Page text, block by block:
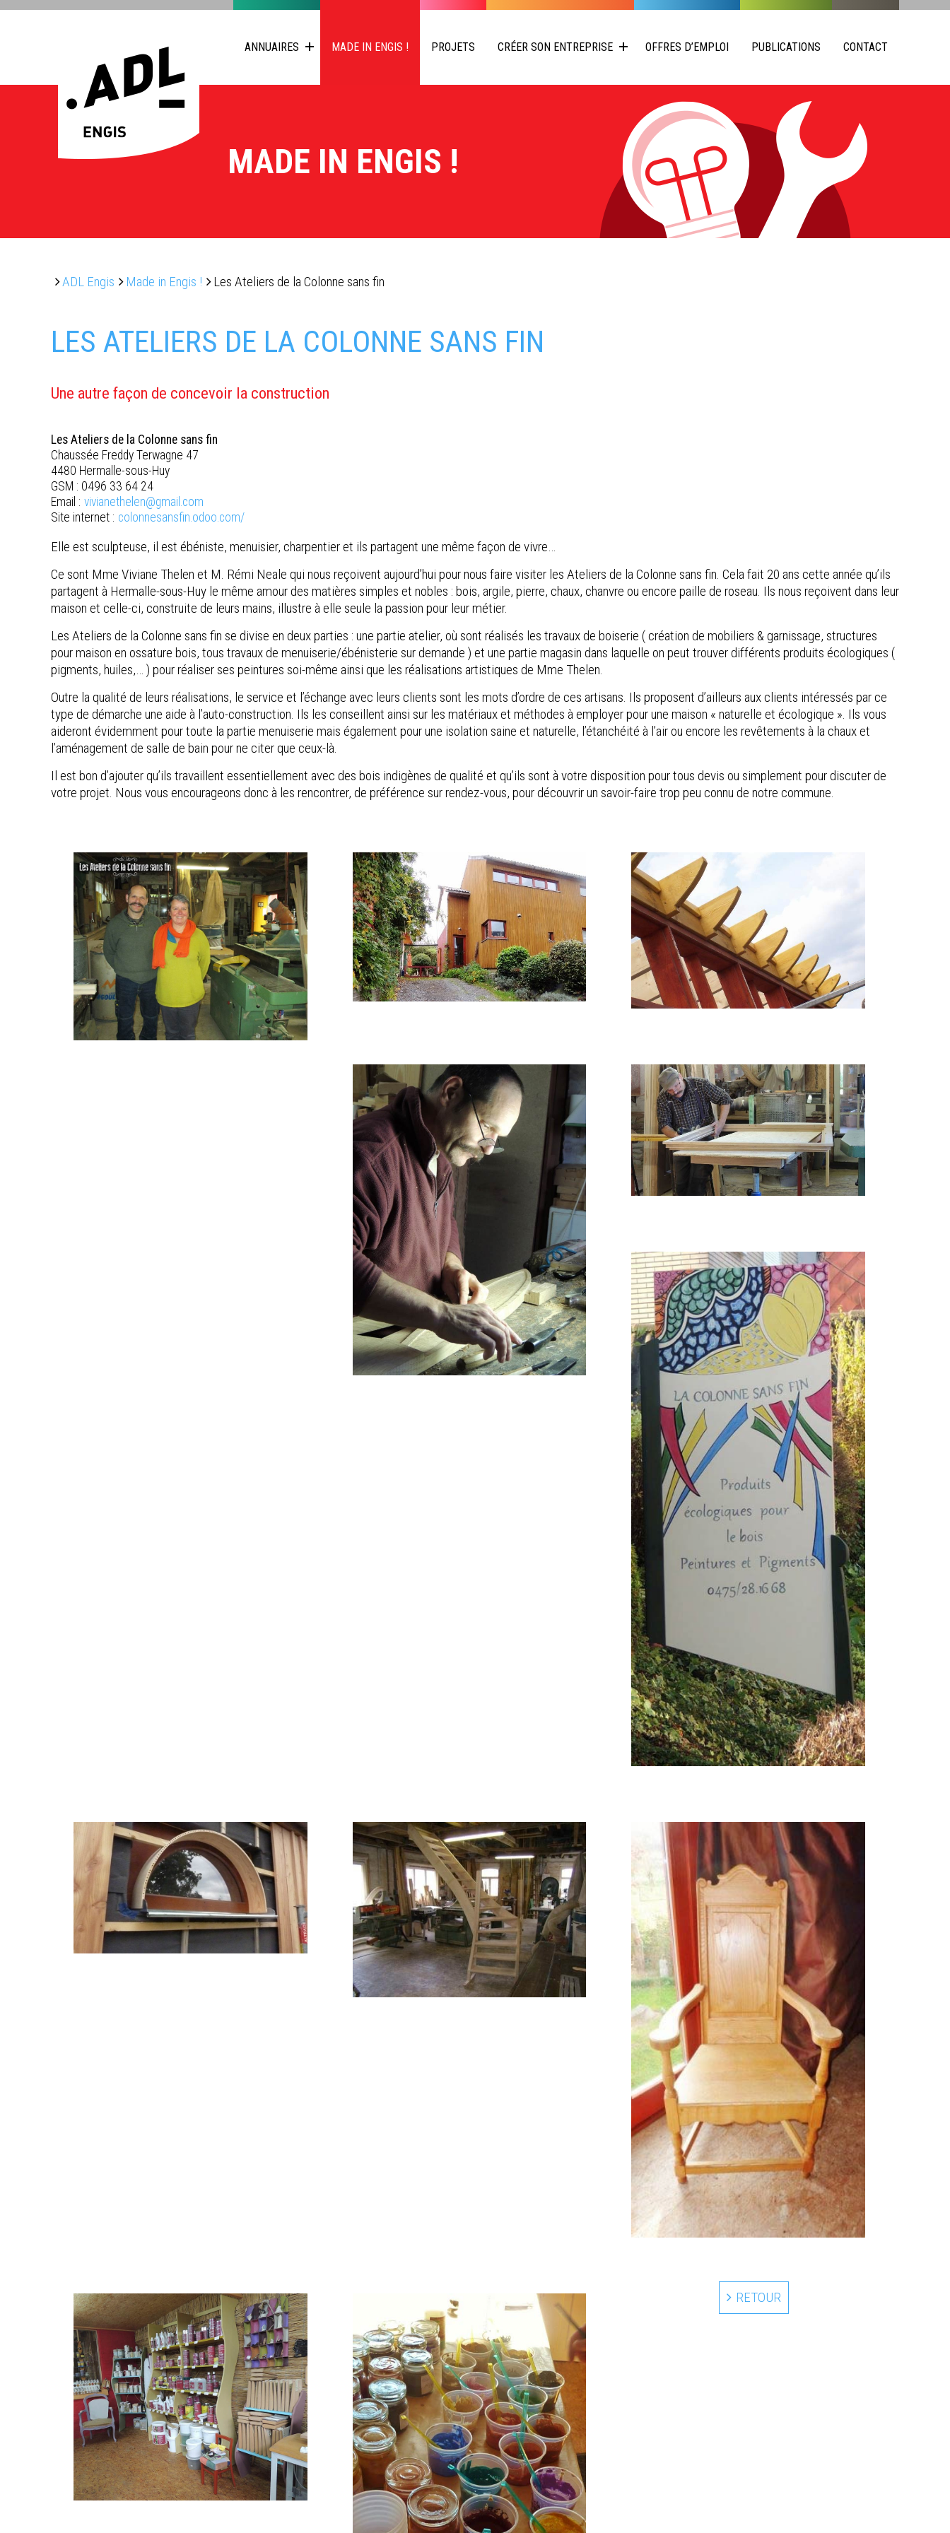
ANNUAIRES MADE IN ENGIS ! PROJETS CRÉER SON ENTREPRISE OFFRES D’EMPLOI PUBLICATIONS CONTACT
MADE IN ENGIS !
ADL Engis Made in Engis ! Les Ateliers de la Colonne sans fin
LES ATELIERS DE LA COLONNE SANS FIN
Une autre façon de concevoir la construction
Les Ateliers de la Colonne sans fin
Chaussée Freddy Terwagne 47
4480 Hermalle-sous-Huy
GSM : 0496 33 64 24
Email : vivianethelen@gmail.com
Site internet : colonnesansfin.odoo.com/
Elle est sculpteuse, il est ébéniste, menuisier, charpentier et ils partagent une même façon de vivre…
Ce sont Mme Viviane Thelen et M. Rémi Neale qui nous reçoivent aujourd’hui pour nous faire visiter les Ateliers de la Colonne sans fin. Cela fait 20 ans cette année qu’ils
partagent à Hermalle-sous-Huy le même amour des matières simples et nobles : bois, argile, pierre, chaux, chanvre ou encore paille de roseau. Ils nous reçoivent dans leur
maison et celle-ci, construite de leurs mains, illustre à elle seule la passion pour leur métier.
Les Ateliers de la Colonne sans fin se divise en deux parties : une partie atelier, où sont réalisés les travaux de boiserie ( création de mobiliers & garnissage, structures
pour maison en ossature bois, tous travaux de menuiserie/ébénisterie sur demande ) et une partie magasin dans laquelle on peut trouver différents produits écologiques (
pigments, huiles,… ) pour réaliser ses peintures soi-même ainsi que les réalisations artistiques de Mme Thelen.
Outre la qualité de leurs réalisations, le service et l’échange avec leurs clients sont les mots d’ordre de ces artisans. Ils proposent d’ailleurs aux clients intéressés par ce
type de démarche une aide à l’auto-construction. Ils les conseillent ainsi sur les matériaux et méthodes à employer pour une maison « naturelle et écologique ». Ils vous
aideront évidemment pour toute la partie menuiserie mais également pour une isolation saine et naturelle, l’étanchéité à l’air ou encore les revêtements à la chaux et
l’aménagement de salle de bain pour ne citer que ceux-là.
Il est bon d’ajouter qu’ils travaillent essentiellement avec des bois indigènes de qualité et qu’ils sont à votre disposition pour tous devis ou simplement pour discuter de
votre projet. Nous vous encourageons donc à les rencontrer, de préférence sur rendez-vous, pour découvrir un savoir-faire trop peu connu de notre commune.
RETOUR